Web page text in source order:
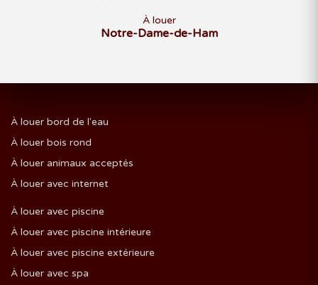
À louer
Notre-Dame-de-Ham
À louer bord de l'eau
À louer bois rond
À louer animaux acceptés
À louer avec internet
À louer avec piscine
À louer avec piscine intérieure
À louer avec piscine extérieure
À louer avec spa